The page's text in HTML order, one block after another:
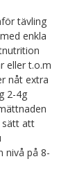
tävling
enkla
eller t.o.m
nåt extra
2-4g
sätt att
nivå på 8-